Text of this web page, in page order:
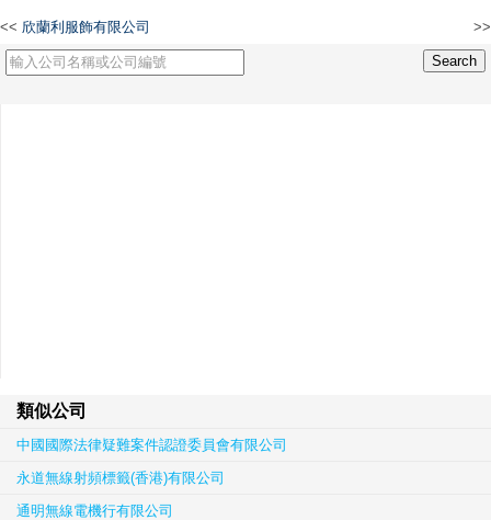
<< 欣蘭利服飾有限公司 >>
類似公司
中國國際法律疑難案件認證委員會有限公司
永道無線射頻標籤(香港)有限公司
通明無線電機行有限公司